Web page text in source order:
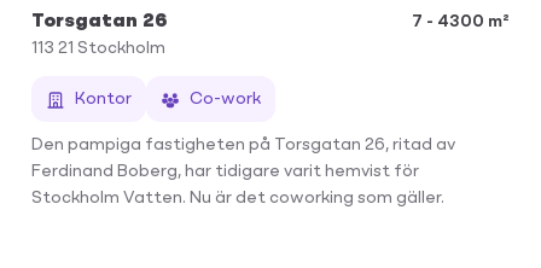
Torsgatan 26
7 - 4300 m²
113 21 Stockholm
Kontor Co-work
Den pampiga fastigheten på Torsgatan 26, ritad av
Ferdinand Boberg, har tidigare varit hemvist för
Stockholm Vatten. Nu är det coworking som gäller.